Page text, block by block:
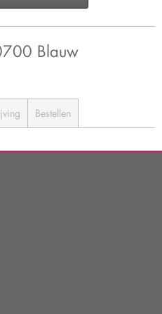
Blauw
Bestellen